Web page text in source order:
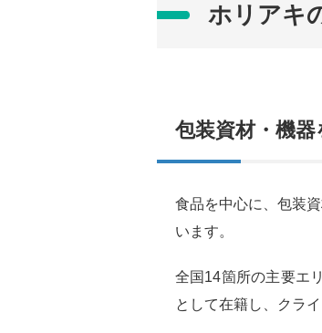
ホリアキ
包装資材・機
食品を中心に、包装
います。
全国14箇所の主要エ
として在籍し、クラ